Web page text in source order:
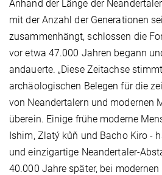
Anhand der Länge der
mit der Anzahl der Generationen
zusammenhängt, schlossen die
vor etwa 47.000 Jahren begann
andauerte. „Diese Zeitachse
archäologischen Belegen für die
von Neandertalern und modernen
überein. Einige frühe moderne
Ishim, Zlatý kůň und Bacho Kiro -
und einzigartige Neandertaler-
40.000 Jahre später, bei